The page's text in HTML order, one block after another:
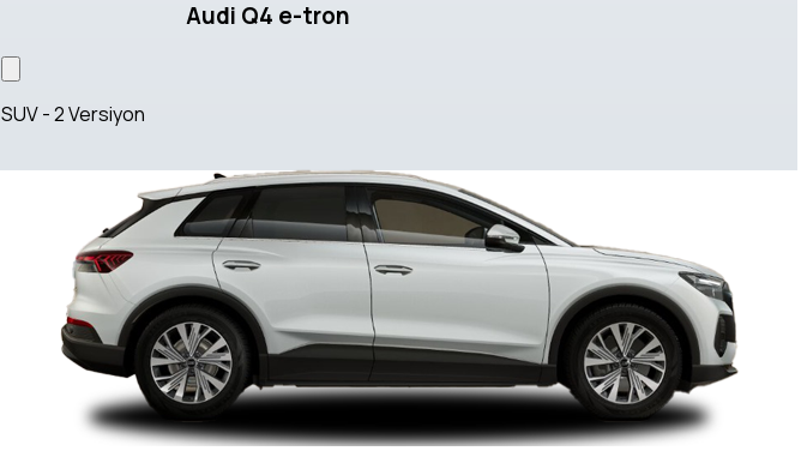
Audi Q4 e-tron
SUV - 2 Versiyon